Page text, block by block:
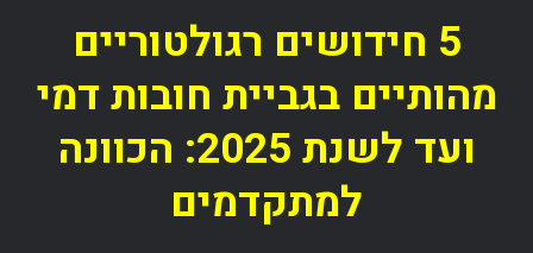
5 חידושים רגולטוריים
מהותיים בגביית חובות דמי
ועד לשנת 2025: הכוונה
למתקדמים